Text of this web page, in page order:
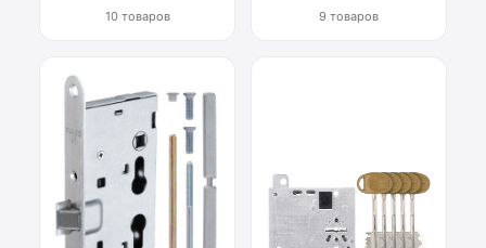
10 товаров 9 товаров